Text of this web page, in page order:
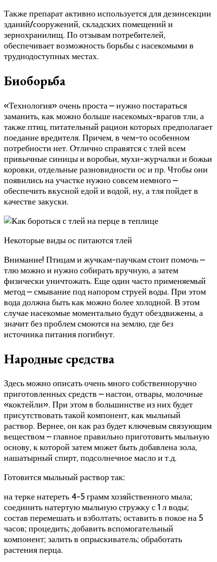
Также препарат активно используется для дезинсекции
зданий/сооружений, складских помещений и
зернохранилищ. По отзывам потребителей,
обеспечивает возможность борьбы с насекомыми в
труднодоступных местах.
Биоборьба
«Технология» очень проста – нужно постараться
заманить, как можно больше насекомых-врагов тли, а
также птиц, питательный рацион которых предполагает
поедание вредителя. Причем, в чем-то особенном
потребности нет. Отлично справятся с тлей всем
привычные синицы и воробьи, мухи-журчалки и божьи
коровки, отдельные разновидности ос и пр. Чтобы они
появились на участке нужно совсем немного –
обеспечить вкусной едой и водой, ну, а тля пойдет в
качестве закуски.
Некоторые виды ос питаются тлей
Внимание! Птицам и жучкам-паучкам стоит помочь –
тлю можно и нужно собирать вручную, а затем
физически уничтожать. Еще один часто применяемый
метод – смывание под напором струей воды. При этом
вода должна быть как можно более холодной. В этом
случае насекомые моментально будут обездвижены, а
значит без проблем смоются на землю, где без
источника питания погибнут.
Народные средства
Здесь можно описать очень много собственноручно
приготовленных средств – настои, отвары, молочные
«коктейли». При этом в большинстве из них будет
присутствовать такой компонент, как мыльный
раствор. Вернее, он как раз будет ключевым связующим
веществом – главное правильно приготовить мыльную
основу, к которой затем может быть добавлена зола,
нашатырный спирт, подсолнечное масло и т.д.
Готовится мыльный раствор так:
на терке натереть 4-5 грамм хозяйственного мыла;
соединить натертую мыльную стружку с 1 л воды;
состав перемешать и взболтать; оставить в покое на 5
часов; процедить; добавить вспомогательный
компонент; залить в опрыскиватель; обработать
растения перца.